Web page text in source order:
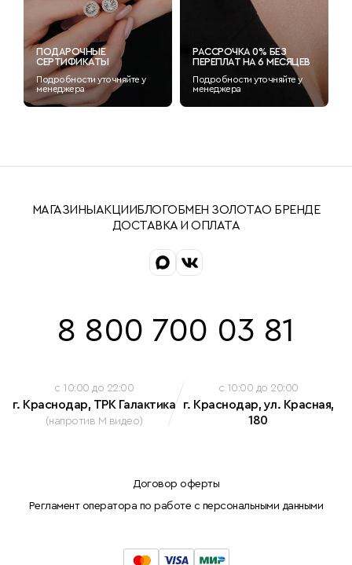
ПОДАРОЧНЫЕ
СЕРТИФИКАТЫ
Подробности уточняйте у
менеджера
РАССРОЧКА 0% БЕЗ
ПЕРЕПЛАТ НА 6 МЕСЯЦЕВ
Подробности уточняйте у
менеджера
МАГАЗИНЫ АКЦИИБЛОГОБМЕН ЗОЛОТАО БРЕНДЕ
ДОСТАВКА И ОПЛАТА
8 800 700 03 81
c 10:00 до 22:00
г. Краснодар, ТРК Галактика
(напротив М видео)
c 10:00 до 20:00
г. Краснодар, ул. Красная,
180
Договор оферты
Регламент оператора по работе с персональными данными